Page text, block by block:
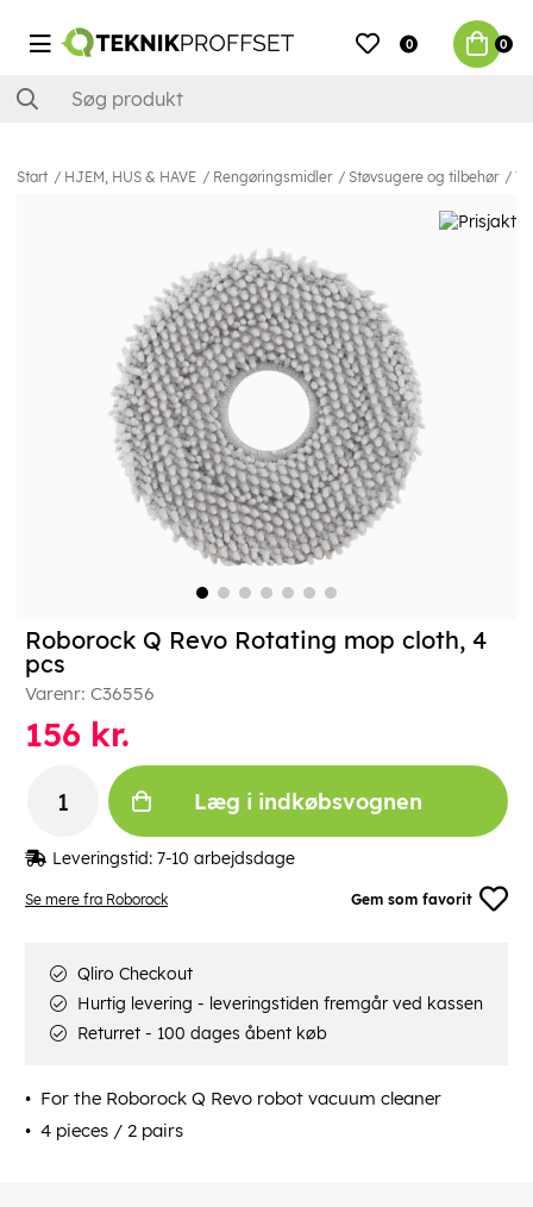
0 0
Start HJEM, HUS & HAVE Rengøringsmidler Støvsugere og tilbehør
Se mere fra Roborock Gem som favorit
Roborock Q Revo Rotating mop cloth, 4
pcs
Varenr: C36556
For the Roborock Q Revo robot vacuum cleaner
4 pieces / 2 pairs
156 kr.
Læg i indkøbsvognen
Leveringstid: 7-10 arbejdsdage
Qliro Checkout
Hurtig levering - leveringstiden fremgår ved kassen
Returret - 100 dages åbent køb